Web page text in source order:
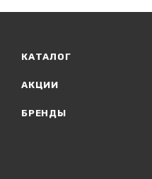
КАТАЛОГ
АКЦИИ
БРЕНДЫ